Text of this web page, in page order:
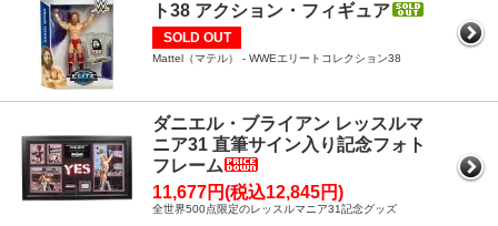
ト38 アクション・フィギュア
SOLD OUT
Mattel（マテル） - WWEエリートコレクション38
ダニエル・ブライアン レッスルマ
ニア31 直筆サイン入り記念フォト
フレーム
11,677円(税込12,845円)
全世界500点限定のレッスルマニア31記念グッズ